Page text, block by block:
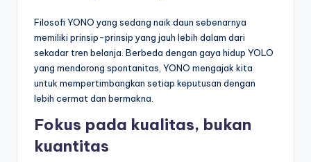
Filosofi YONO yang sedang naik daun sebenarnya
memiliki prinsip-prinsip yang jauh lebih dalam dari
sekadar tren belanja. Berbeda dengan gaya hidup YOLO
yang mendorong spontanitas, YONO mengajak kita
untuk mempertimbangkan setiap keputusan dengan
lebih cermat dan bermakna.
Fokus pada kualitas, bukan
kuantitas